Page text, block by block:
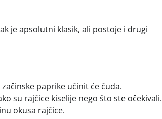
je apsolutni klasik, ali postoje i drugi
paprike učinit će čuda.
su rajčice kiselije nego što ste očekivali.
okusa rajčice.